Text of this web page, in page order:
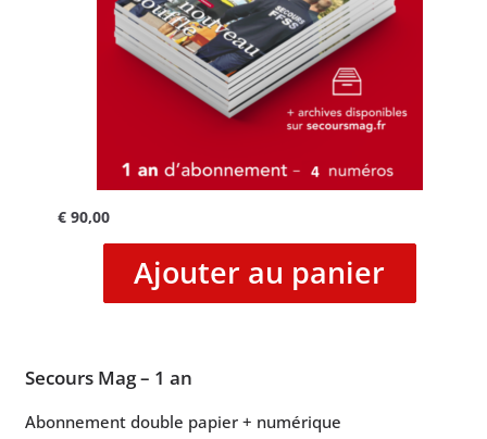
€90,00
Ajouter au panier
Secours Mag – 1 an
Abonnement double papier + numérique